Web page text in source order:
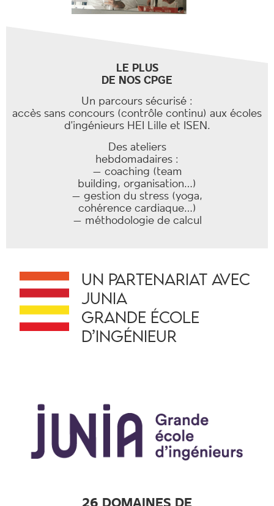
LE PLUS
DE NOS CPGE
Un parcours sécurisé :
accès sans concours (contrôle continu) aux écoles
d’ingénieurs HEI Lille et ISEN.
Des ateliers
hebdomadaires :
– coaching (team
building, organisation…)
– gestion du stress (yoga,
cohérence cardiaque…)
– méthodologie de calcul
UN PARTENARIAT AVEC
JUNIA
GRANDE ÉCOLE
D’INGÉNIEUR